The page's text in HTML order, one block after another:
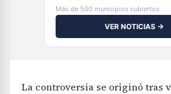
Más de 500 municipios cubiertos
VER NOTICIAS →
La controversia se originó tras